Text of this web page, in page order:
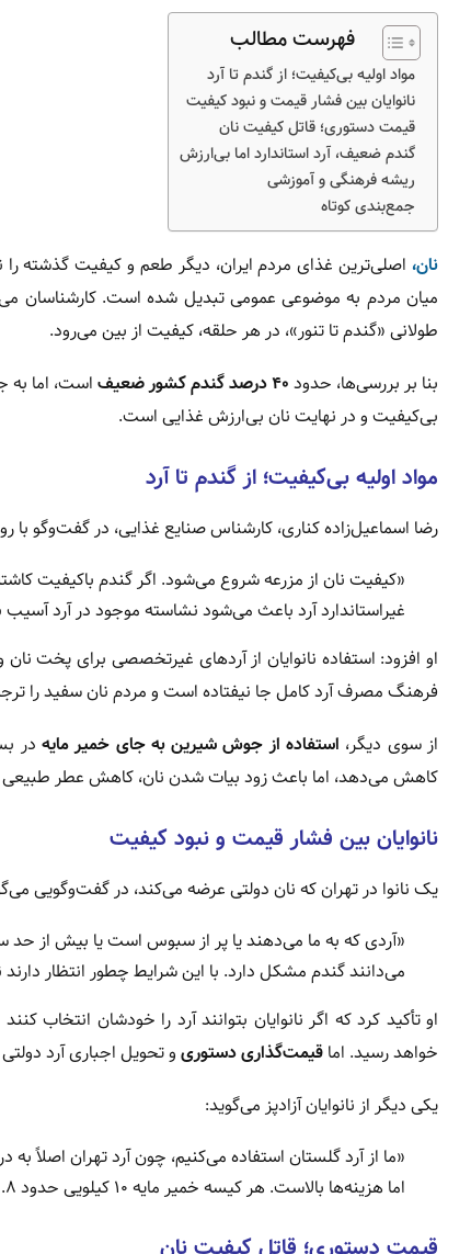
فهرست مطالب
مواد اولیه بی‌کیفیت؛ از گندم تا آرد
نانوایان بین فشار قیمت و نبود کیفیت
قیمت دستوری؛ قاتل کیفیت نان
گندم ضعیف، آرد استاندارد اما بی‌ارزش
ریشه فرهنگی و آموزشی
جمع‌بندی کوتاه
نان، اصلی‌ترین غذای مردم ایران، دیگر طعم و کیفیت گذشته
میان مردم به موضوعی عمومی تبدیل شده است. کارشناسان
طولانی «گندم تا تنور»، در هر حلقه، کیفیت از بین می‌رود.
بنا بر بررسی‌ها، حدود ۴۰ درصد گندم کشور ضعیف
است، اما به
بی‌کیفیت و در نهایت نان بی‌ارزش غذایی است.
مواد اولیه بی‌کیفیت؛ از گندم تا آرد
رضا اسماعیل‌زاده کناری، کارشناس صنایع غذایی، در گفت‌وگو با
«کیفیت نان از مزرعه شروع می‌شود. اگر گندم باکیفیت
غیراستاندارد آرد باعث می‌شود نشاسته موجود در آرد
او افزود: استفاده نانوایان از آردهای غیرتخصصی برای پخت
فرهنگ مصرف آرد کامل جا نیفتاده است و مردم نان سفید را
از سوی دیگر، استفاده از جوش شیرین به جای خمیر مایه در
کاهش می‌دهد، اما باعث زود بیات شدن نان، کاهش عطر
نانوایان بین فشار قیمت و نبود کیفیت
یک نانوا در تهران که نان دولتی عرضه می‌کند، در گفت‌وگویی
«آردی که به ما می‌دهند یا پر از سبوس است یا بیش از حد
می‌دانند گندم مشکل دارد. با این شرایط چطور انتظار دارند
او تأکید کرد که اگر نانوایان بتوانند آرد را خودشان
خواهد رسید. اما قیمت‌گذاری دستوری و تحویل اجباری آرد
یکی دیگر از نانوایان آزادپز می‌گوید:
«ما از آرد گلستان استفاده می‌کنیم، چون آرد تهران اصلاً
اما هزینه‌ها بالاست. هر کیسه خمیر مایه ۱۰ کیلویی حدود ۱.۸ میلیون تومان است. برای نانوای دولتی‌پز این صرفه ندارد.»